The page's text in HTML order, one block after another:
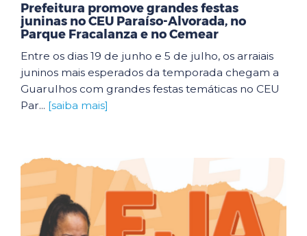
Prefeitura promove grandes festas
juninas no CEU Paraíso-Alvorada, no
Parque Fracalanza e no Cemear
Entre os dias 19 de junho e 5 de julho, os arraiais
juninos mais esperados da temporada chegam a
Guarulhos com grandes festas temáticas no CEU
Par... [saiba mais]